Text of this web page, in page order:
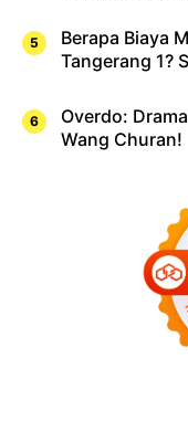
Berapa Biaya
Tangerang 1?
Overdo:
Wang Churan!